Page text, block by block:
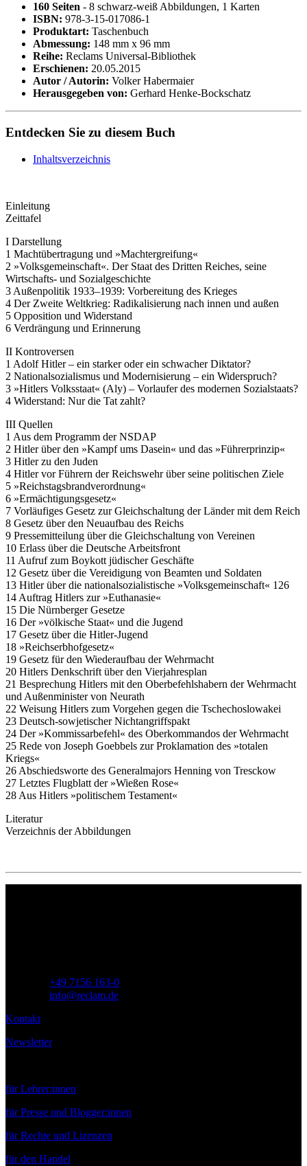
160 Seiten - 8 schwarz-weiß Abbildungen, 1 Karten
ISBN: 978-3-15-017086-1
Produktart: Taschenbuch
Abmessung: 148 mm x 96 mm
Reihe: Reclams Universal-Bibliothek
Erschienen: 20.05.2015
Autor / Autorin: Volker Habermaier
Herausgegeben von: Gerhard Henke-Bockschatz
Entdecken Sie zu diesem Buch
Inhaltsverzeichnis
Einleitung
Zeittafel
I Darstellung
1 Machtübertragung und »Machtergreifung«
2 »Volksgemeinschaft«. Der Staat des Dritten Reiches, seine
Wirtschafts- und Sozialgeschichte
3 Außenpolitik 1933–1939: Vorbereitung des Krieges
4 Der Zweite Weltkrieg: Radikalisierung nach innen und außen
5 Opposition und Widerstand
6 Verdrängung und Erinnerung
II Kontroversen
1 Adolf Hitler – ein starker oder ein schwacher Diktator?
2 Nationalsozialismus und Modernisierung – ein Widerspruch?
3 »Hitlers Volksstaat« (Aly) – Vorlaufer des modernen Sozialstaats?
4 Widerstand: Nur die Tat zahlt?
III Quellen
1 Aus dem Programm der NSDAP
2 Hitler über den »Kampf ums Dasein« und das »Führerprinzip«
3 Hitler zu den Juden
4 Hitler vor Führern der Reichswehr über seine politischen Ziele
5 »Reichstagsbrandverordnung«
6 »Ermächtigungsgesetz«
7 Vorläufiges Gesetz zur Gleichschaltung der Länder mit dem Reich
8 Gesetz über den Neuaufbau des Reichs
9 Pressemitteilung über die Gleichschaltung von Vereinen
10 Erlass über die Deutsche Arbeitsfront
11 Aufruf zum Boykott jüdischer Geschäfte
12 Gesetz über die Vereidigung von Beamten und Soldaten
13 Hitler über die nationalsozialistische »Volksgemeinschaft« 126
14 Auftrag Hitlers zur »Euthanasie«
15 Die Nürnberger Gesetze
16 Der »völkische Staat« und die Jugend
17 Gesetz über die Hitler-Jugend
18 »Reichserbhofgesetz«
19 Gesetz für den Wiederaufbau der Wehrmacht
20 Hitlers Denkschrift über den Vierjahresplan
21 Besprechung Hitlers mit den Oberbefehlshabern der Wehrmacht
und Außenminister von Neurath
22 Weisung Hitlers zum Vorgehen gegen die Tschechoslowakei
23 Deutsch-sowjetischer Nichtangriffspakt
24 Der »Kommissarbefehl« des Oberkommandos der Wehrmacht
25 Rede von Joseph Goebbels zur Proklamation des »totalen
Kriegs«
26 Abschiedsworte des Generalmajors Henning von Tresckow
27 Letztes Flugblatt der »Wießen Rose«
28 Aus Hitlers »politischem Testament«
Literatur
Verzeichnis der Abbildungen
+49 7156 163-0
info@reclam.de
Kontakt
Newsletter
für Lehrer:innen
für Presse und Blogger:innen
für Rechte und Lizenzen
für den Handel